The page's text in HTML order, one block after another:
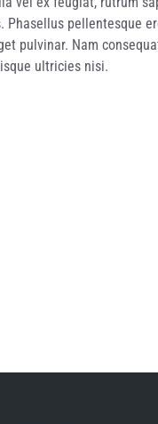
pellentesque
pulvinar. Nam
ultricies nisi.